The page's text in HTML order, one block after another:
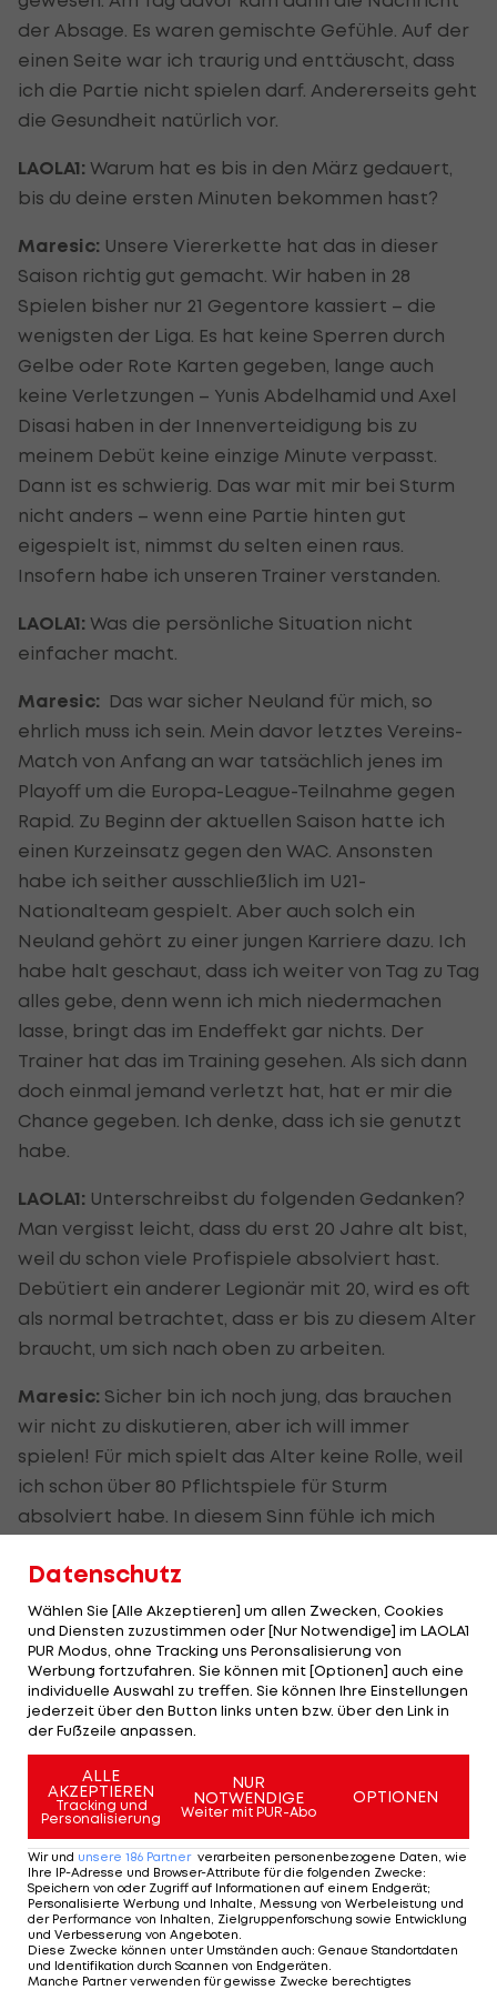
der Absage. Es waren gemischte Gefühle. Auf der
einen Seite war ich traurig und enttäuscht, dass
ich die Partie nicht spielen darf. Andererseits geht
die Gesundheit natürlich vor.
LAOLA1: Warum hat es bis in den März gedauert,
bis du deine ersten Minuten bekommen hast?
Maresic: Unsere Viererkette hat das in dieser
Saison richtig gut gemacht. Wir haben in 28
Spielen bisher nur 21 Gegentore kassiert – die
wenigsten der Liga. Es hat keine Sperren durch
Gelbe oder Rote Karten gegeben, lange auch
keine Verletzungen – Yunis Abdelhamid und Axel
Disasi haben in der Innenverteidigung bis zu
meinem Debüt keine einzige Minute verpasst.
Dann ist es schwierig. Das war mit mir bei Sturm
nicht anders – wenn eine Partie hinten gut
eigespielt ist, nimmst du selten einen raus.
Insofern habe ich unseren Trainer verstanden.
LAOLA1: Was die persönliche Situation nicht
einfacher macht.
Maresic: Das war sicher Neuland für mich, so
ehrlich muss ich sein. Mein davor letztes Vereins-
Match von Anfang an war tatsächlich jenes im
Playoff um die Europa-League-Teilnahme gegen
Rapid. Zu Beginn der aktuellen Saison hatte ich
einen Kurzeinsatz gegen den WAC. Ansonsten
habe ich seither ausschließlich im U21-
Nationalteam gespielt. Aber auch solch ein
Neuland gehört zu einer jungen Karriere dazu. Ich
habe halt geschaut, dass ich weiter von Tag zu Tag
alles gebe, denn wenn ich mich niedermachen
lasse, bringt das im Endeffekt gar nichts. Der
Trainer hat das im Training gesehen. Als sich dann
doch einmal jemand verletzt hat, hat er mir die
Chance gegeben. Ich denke, dass ich sie genutzt
habe.
LAOLA1: Unterschreibst du folgenden Gedanken?
Man vergisst leicht, dass du erst 20 Jahre alt bist,
weil du schon viele Profispiele absolviert hast.
Debütiert ein anderer Legionär mit 20, wird es oft
als normal betrachtet, dass er bis zu diesem Alter
braucht, um sich nach oben zu arbeiten.
Maresic: Sicher bin ich noch jung, das brauchen
wir nicht zu diskutieren, aber ich will immer
spielen! Für mich spielt das Alter keine Rolle, weil
ich schon über 80 Pflichtspiele für Sturm
absolviert habe. In diesem Sinn fühle ich mich
der aus der zweiten Mannschaft hochgezogen
wurde, sondern ich hatte schon Profispiele vor
meinem Wechsel. Ich habe bei Sturm fast zwei
Jahre durchgespielt. Deshalb bin ich vielleicht
auch ein bisschen ungeduldiger als ein anderer in
meinem Alter. Dennoch: Fast ein ganzes Jahr nicht
zu spielen, war auch eine lehrreiche Erfahrung –
einerseits mental, andererseits körperlich.
Körperlich musste ich noch mehr machen, als
wenn ich gespielt habe. Wenn du spielst, bist du in
deinem Rhythmus drinnen. So musste ich 120
Prozent geben, um wirklich immer auf dem
Toplevel zu sein. Sicher hätte ich mir gewünscht,
dass ich früher mein Debüt gegeben hätte, aber
Datenschutz
Wählen Sie [Alle Akzeptieren] um allen Zwecken, Cookies
und Diensten zuzustimmen oder [Nur Notwendige] im LAOLA1
PUR Modus, ohne Tracking uns Peronsalisierung von
Werbung fortzufahren. Sie können mit [Optionen] auch eine
individuelle Auswahl zu treffen. Sie können Ihre Einstellungen
jederzeit über den Button links unten bzw. über den Link in
der Fußzeile anpassen.
ALLE
AKZEPTIEREN
Tracking und
Personalisierung
NUR
NOTWENDIGE
Weiter mit PUR-Abo
OPTIONEN
Wir und unsere 186 Partner verarbeiten personenbezogene Daten, wie
Ihre IP-Adresse und Browser-Attribute für die folgenden Zwecke:
Speichern von oder Zugriff auf Informationen auf einem Endgerät;
Personalisierte Werbung und Inhalte, Messung von Werbeleistung und
der Performance von Inhalten, Zielgruppenforschung sowie Entwicklung
und Verbesserung von Angeboten.
Diese Zwecke können unter Umständen auch: Genaue Standortdaten
und Identifikation durch Scannen von Endgeräten.
Manche Partner verwenden für gewisse Zwecke berechtigtes